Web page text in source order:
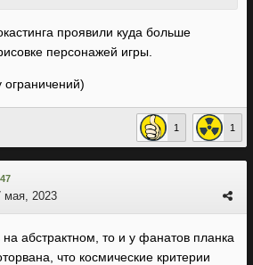
проявили куда больше
персонажей игры.
1 1
мая, 2023
абстрактном, то и у фанатов планка
что космические критерии